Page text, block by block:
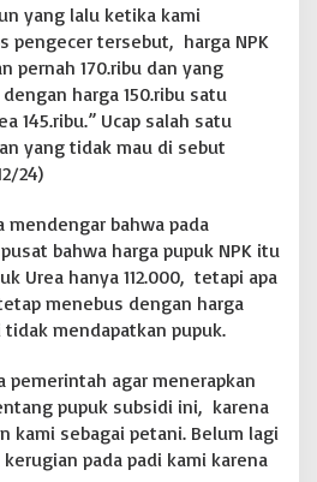
yang lalu ketika kami
pengecer tersebut, harga NPK
pernah 170.ribu dan yang
harga 150.ribu satu
145.ribu.” Ucap salah satu
yang tidak mau di sebut
24)
bahwa pada
bahwa harga pupuk NPK itu
Urea hanya 112.000, tetapi apa
menebus dengan harga
tidak mendapatkan pupuk.
pemerintah agar menerapkan
pupuk subsidi ini, karena
kami sebagai petani. Belum lagi
pada padi kami karena